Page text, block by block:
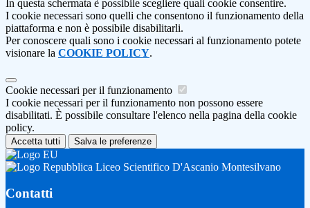
In questa schermata è possibile scegliere quali cookie consentire.
I cookie necessari sono quelli che consentono il funzionamento della
piattaforma e non è possibile disabilitarli.
Per conoscere quali sono i cookie necessari al funzionamento potete
visionare la COOKIE POLICY.
Cookie necessari per il funzionamento
I cookie necessari per il funzionamento non possono essere
disabilitati. È possibile consultare l'elenco nella pagina della cookie
policy.
Accetta tutti Salva le preferenze
Liceo Scientifico D'Ascanio Montesilvano
Contatti